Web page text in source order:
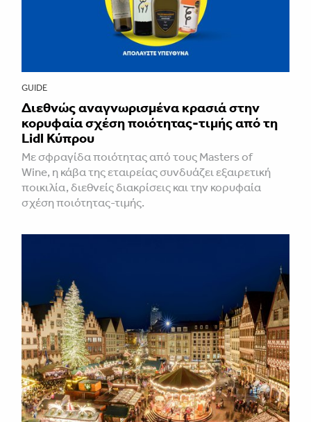
GUIDE
Διεθνώς αναγνωρισμένα κρασιά στην
κορυφαία σχέση ποιότητας-τιμής από τη
Lidl Κύπρου
Με σφραγίδα ποιότητας από τους Masters of
Wine, η κάβα της εταιρείας συνδυάζει εξαιρετική
ποικιλία, διεθνείς διακρίσεις και την κορυφαία
σχέση ποιότητας-τιμής.